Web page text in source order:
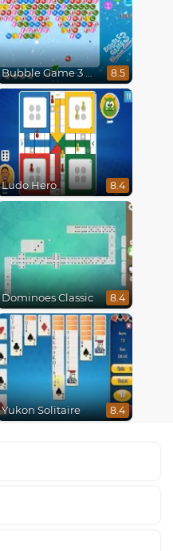
Bubble Game 3 Christmas 8.5
Ludo Hero 8.4
Dominoes Classic 8.4
Yukon Solitaire 8.4